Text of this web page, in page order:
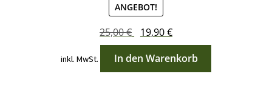
ANGEBOT!
25,00€
Ursprünglicher
Preis
war:
25,00 €
19,90€Aktueller
Preis
ist:
19,90 €.
inkl. MwSt. In den Warenkorb